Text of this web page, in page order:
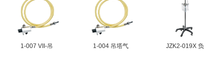
1-007 VII-吊 1-004 吊塔气 JZK2-019X 负